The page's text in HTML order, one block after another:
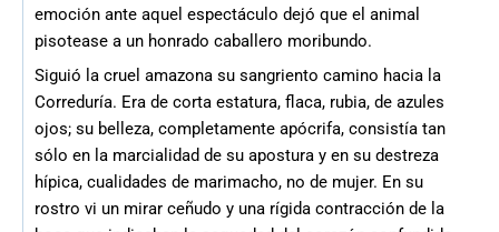
emoción ante aquel espectáculo dejó que el animal
pisotease a un honrado caballero moribundo.
Siguió la cruel amazona su sangriento camino hacia la
Correduría. Era de corta estatura, flaca, rubia, de azules
ojos; su belleza, completamente apócrifa, consistía tan
sólo en la marcialidad de su apostura y en su destreza
hípica, cualidades de marimacho, no de mujer. En su
rostro vi un mirar ceñudo y una rígida contracción de la